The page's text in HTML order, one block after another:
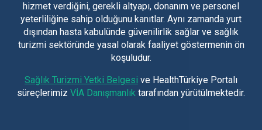
hizmet verdiğini, gerekli altyapı, donanım ve personel
yeterliliğine sahip olduğunu kanıtlar. Aynı zamanda yurt
dışından hasta kabulünde güvenilirlik sağlar ve sağlık
turizmi sektöründe yasal olarak faaliyet göstermenin ön
koşuludur.
Sağlık Turizmi Yetki Belgesi ve HealthTürkiye Portalı
süreçlerimiz VİA Danışmanlık tarafından yürütülmektedir.